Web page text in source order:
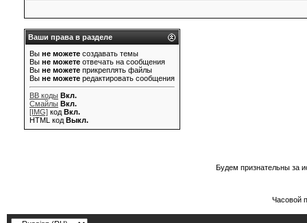
Ваши права в разделе
Вы не можете создавать темы
Вы не можете отвечать на сообщения
Вы не можете прикреплять файлы
Вы не можете редактировать сообщения
BB коды Вкл.
Смайлы Вкл.
[IMG] код Вкл.
HTML код Выкл.
Будем признательны за
Часовой